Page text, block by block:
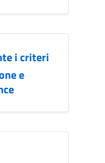
i criteri
e